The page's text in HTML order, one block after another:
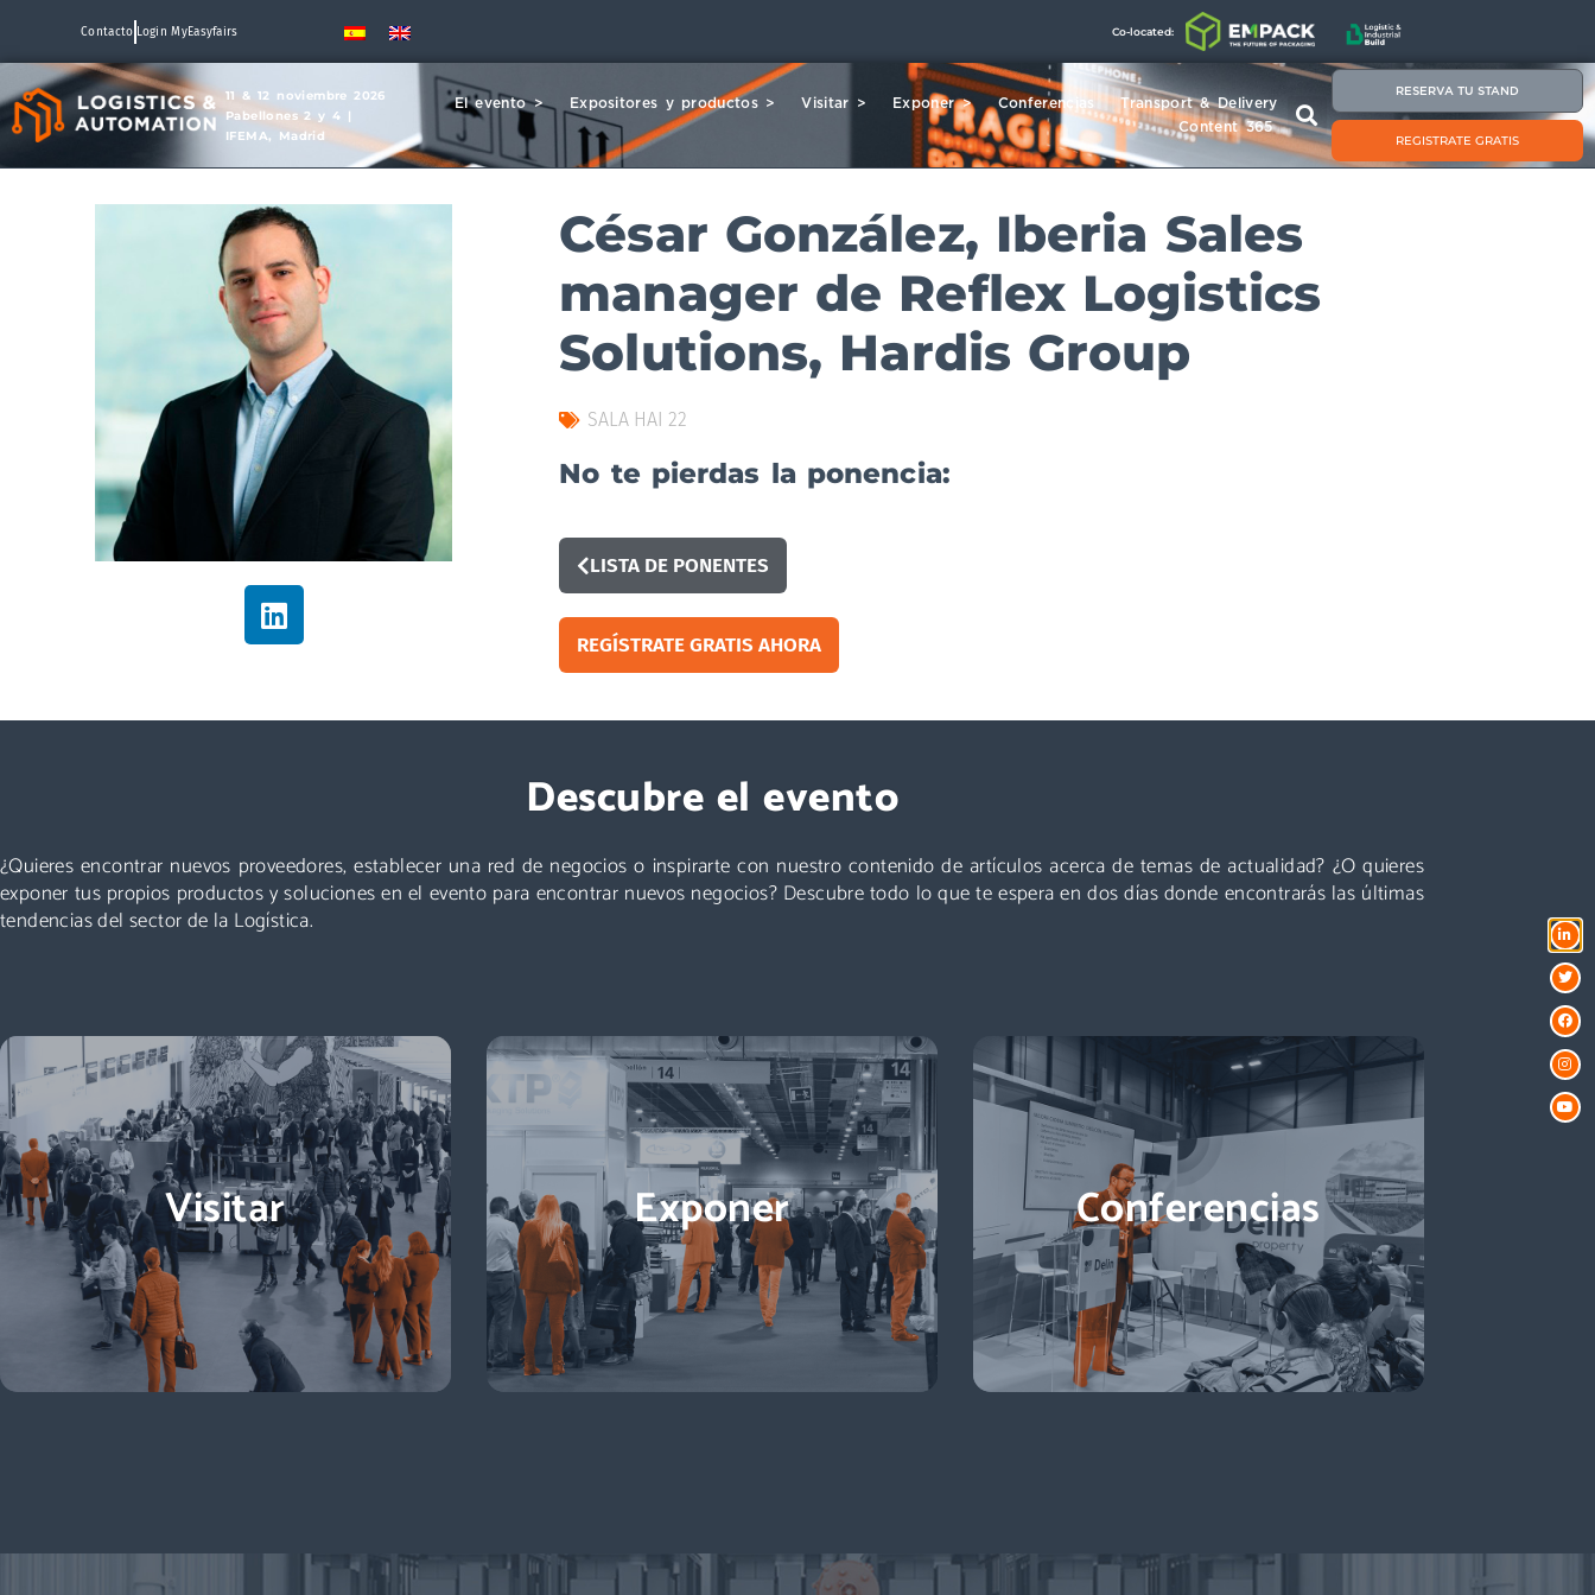
Contacto Login MyEasyfairs Co-located:
11 & 12 noviembre 2026
Pabellones 2 y 4 |
IFEMA, Madrid
El evento > Expositores y productos > Visitar > Exponer > Conferencias
Transport & Delivery
Content 365
RESERVA TU STAND
REGISTRATE GRATIS
César González, Iberia Sales
manager de Reflex Logistics
Solutions, Hardis Group
SALA HAI 22
No te pierdas la ponencia:
LISTA DE PONENTES
REGÍSTRATE GRATIS AHORA
Descubre el evento
¿Quieres encontrar nuevos proveedores, establecer una red de negocios o inspirarte con nuestro contenido de artículos acerca de temas de actualidad? ¿O quieres
exponer tus propios productos y soluciones en el evento para encontrar nuevos negocios? Descubre todo lo que te espera en dos días donde encontrarás las últimas
tendencias del sector de la Logística.
Visitar
Automation, no te quedes fuera. ¡Conoce nuevos
proveedores, descubre todas las áreas y asiste a las
mejores conferencias!
Exponer
Logistics & Automation es la feria líder en España, el
compras: directores de logística, directores de
compras, responsables de e-commerce … + de
11.000 profesionales para impulsar tu negocio.
Conferencias
de actualidad y perspectivas sobre el futuro del
sector que están a la vuelta de la esquina!